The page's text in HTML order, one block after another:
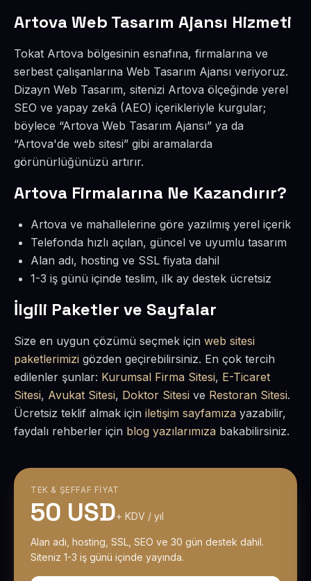
Artova Web Tasarım Ajansı Hizmeti
Tokat Artova bölgesinin esnafına, firmalarına ve
serbest çalışanlarına Web Tasarım Ajansı veriyoruz.
Dizayn Web Tasarım, sitenizi Artova ölçeğinde yerel
SEO ve yapay zekâ (AEO) içerikleriyle kurgular;
böylece “Artova Web Tasarım Ajansı” ya da
“Artova'de web sitesi” gibi aramalarda
görünürlüğünüzü artırır.
Artova Firmalarına Ne Kazandırır?
Artova ve mahallelerine göre yazılmış yerel içerik
Telefonda hızlı açılan, güncel ve uyumlu tasarım
Alan adı, hosting ve SSL fiyata dahil
1-3 iş günü içinde teslim, ilk ay destek ücretsiz
İlgili Paketler ve Sayfalar
Size en uygun çözümü seçmek için web sitesi
paketlerimizi gözden geçirebilirsiniz. En çok tercih
edilenler şunlar: Kurumsal Firma Sitesi, E-Ticaret
Sitesi, Avukat Sitesi, Doktor Sitesi ve Restoran Sitesi.
Ücretsiz teklif almak için iletişim sayfamıza yazabilir,
faydalı rehberler için blog yazılarımıza bakabilirsiniz.
TEK & ŞEFFAF FIYAT
50 USD+ KDV / yıl
Alan adı, hosting, SSL, SEO ve 30 gün destek dahil.
Siteniz 1-3 iş günü içinde yayında.